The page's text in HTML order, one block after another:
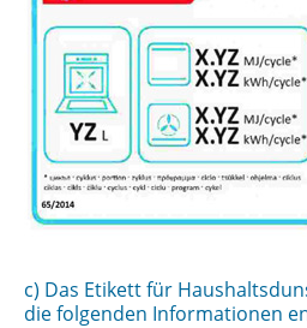
c) Das Etikett für
die folgenden Informationen